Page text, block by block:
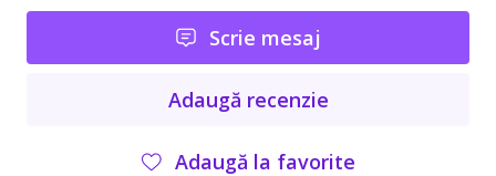
Scrie mesaj
Adaugă recenzie
Adaugă la favorite